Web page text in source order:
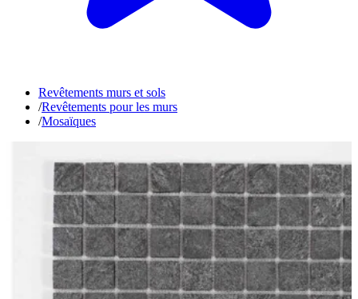
Revêtements murs et sols
/Revêtements pour les murs
/Mosaïques